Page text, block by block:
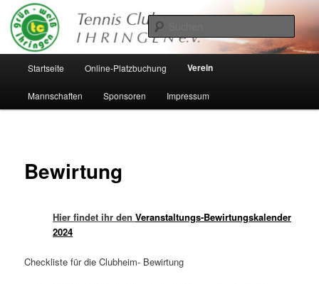
Zum
Inhalt
wechseln
Startseite Online-Platzbuchung Verein
Mannschaften Sponsoren Impressum
Bewirtung
Hier findet ihr denVeranstaltungs-Bewirtungskalender
2024
Checkliste für die Clubheim- Bewirtung